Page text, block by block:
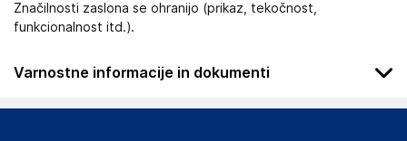
Značilnosti zaslona se ohranijo (prikaz, tekočnost,
funkcionalnost itd.).
Varnostne informacije in dokumenti
Podatki o proizvajalcu